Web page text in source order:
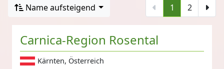
Name aufsteigend 1 2
Carnica-Region Rosental
Kärnten, Österreich